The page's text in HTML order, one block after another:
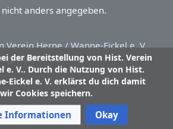
der Bereitstellung von Hist. Verein
e. V.. Durch die Nutzung von Hist.
Eickel e. V. erklärst du dich damit
Cookies speichern.
Informationen Okay
anders angegeben.
Verein Herne / Wanne-Eickel e. V.